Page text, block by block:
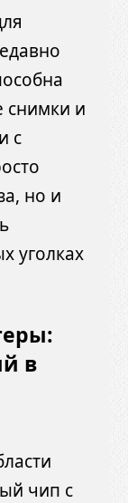
снимки и
с
но и
уголках
в
чип с